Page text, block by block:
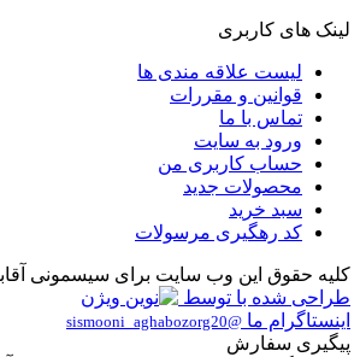
لینک های کاربری
لیست علاقه مندی ها
قوانین و مقررات
تماس با ما
ورود به سایت
حساب کاربری من
محصولات جدید
سبد خرید
کد رهگیری مرسولات
کلیه حقوق این وب سایت برای سیسمونی
طراحی شده با توسط
اینستاگرام ما @sismooni_aghabozorg20
پیگیری سفارش